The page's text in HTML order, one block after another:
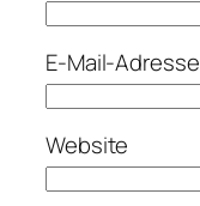
E-Mail-Adresse
Website